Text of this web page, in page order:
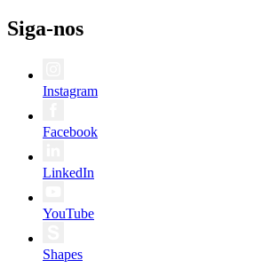
Siga-nos
Instagram
Facebook
LinkedIn
YouTube
Shapes